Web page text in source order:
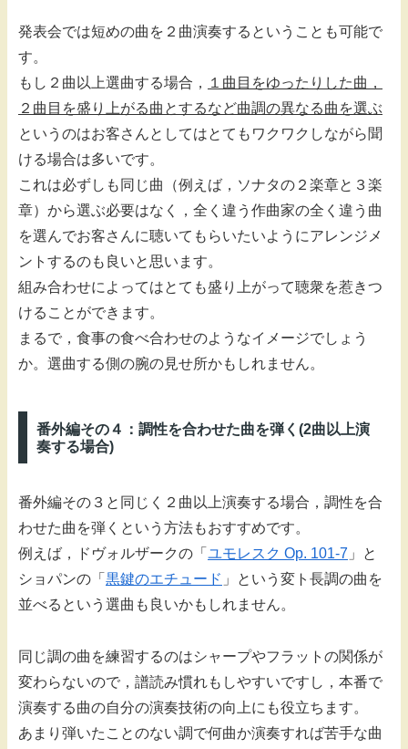
発表会では短めの曲を２曲演奏するということも可能で
す。
もし２曲以上選曲する場合，
１曲目をゆったりした曲，
２曲目を盛り上がる曲とするなど曲調の異なる曲を選ぶ
というのはお客さんとしてはとてもワクワクしながら聞
ける場合は多いです。
これは必ずしも同じ曲（例えば，ソナタの２楽章と３楽
章）から選ぶ必要はなく，全く違う作曲家の全く違う曲
を選んでお客さんに聴いてもらいたいようにアレンジメ
ントするのも良いと思います。
組み合わせによってはとても盛り上がって聴衆を惹きつ
けることができます。
まるで，食事の食べ合わせのようなイメージでしょう
か。選曲する側の腕の見せ所かもしれません。
番外編その４：調性を合わせた曲を弾く(2曲以上演
奏する場合)
番外編その３と同じく２曲以上演奏する場合，調性を合
わせた曲を弾くという方法もおすすめです。
例えば，ドヴォルザークの「 ユモレスク Op. 101-7 」と
ショパンの「 黒鍵のエチュード 」という変ト長調の曲を
並べるという選曲も良いかもしれません。
同じ調の曲を練習するのはシャープやフラットの関係が
変わらないので，譜読み慣れもしやすいですし，本番で
演奏する曲の自分の演奏技術の向上にも役立ちます。
あまり弾いたことのない調で何曲か演奏すれば苦手な曲